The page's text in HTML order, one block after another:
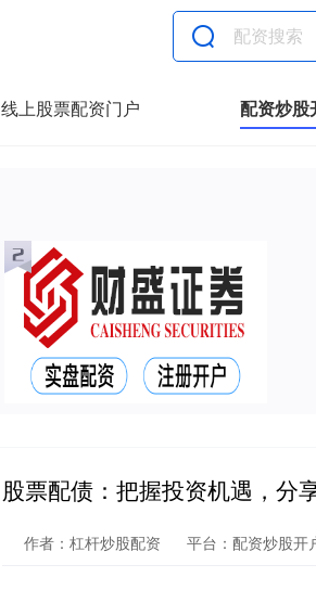
线上股票配资门户 配资炒股
股票配债：把握投资机遇，分
作者：杠杆炒股配资 平台：配资炒股开